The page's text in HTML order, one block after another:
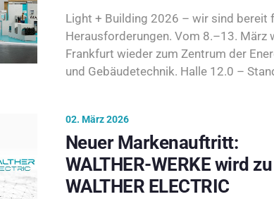
Light + Building 2026 – wir sind bereit
Herausforderungen. Vom 8.–13. März
Frankfurt wieder zum Zentrum der
und Gebäudetechnik. Halle 12.0 –
02. März 2026
Neuer Markenauftritt:
WALTHER-WERKE wird zu
WALTHER ELECTRIC